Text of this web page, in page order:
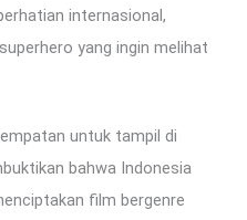
internasional,
yang ingin melihat
untuk tampil di
bahwa Indonesia
film bergenre